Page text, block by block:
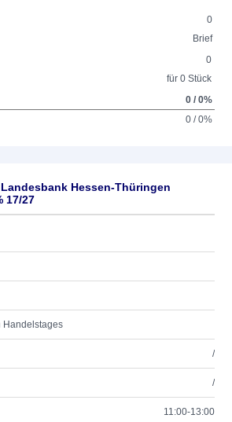
0
Brief
0
für 0 Stück
0 / 0%
0 / 0%
Hessen-Thüringen
17/27
Handelstages
/
/
11:00-13:00